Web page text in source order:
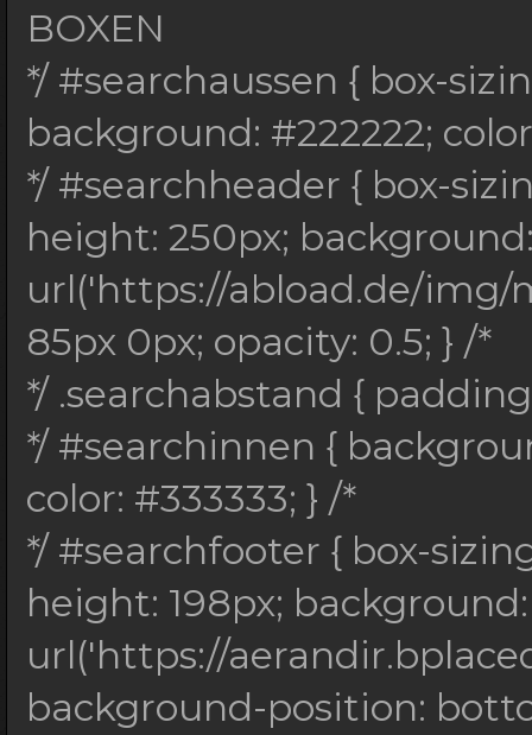
BOXEN
*/ #searchaussen { box-
background: #222222;
*/ #searchheader { box-
height: 250px;
url('https://abload.de/img/
85px 0px; opacity: 0.5; } /*
*/ .searchabstand {
*/ #searchinnen {
color: #333333; } /*
*/ #searchfooter { box-
height: 198px; background:
url('https://
background-position: